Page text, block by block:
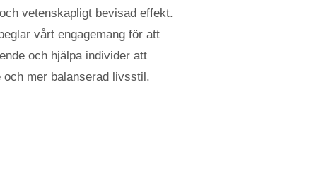
vetenskapligt bevisad effekt.
vårt engagemang för att
och hjälpa individer att
mer balanserad livsstil.